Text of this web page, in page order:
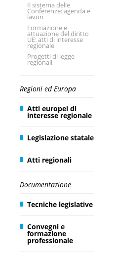
Il sistema delle
Conferenze: agenda e
lavori
Formazione e
attuazione del diritto
UE: atti di interesse
regionale
Progetti di legge
regionali
Regioni ed Europa
Atti europei di
interesse regionale
Legislazione statale
Atti regionali
Documentazione
Tecniche legislative
Convegni e
formazione
professionale